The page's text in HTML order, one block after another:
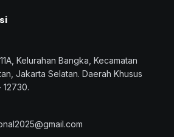
Kelurahan Bangka, Kecamatan
Jakarta Selatan. Daerah Khusus